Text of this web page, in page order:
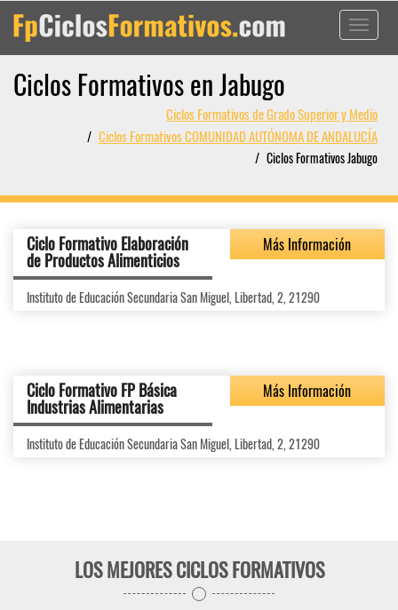
Toggle
Ciclos Formativos en Jabugo
Ciclos Formativos de Grado Superior y Medio
Ciclos Formativos COMUNIDAD AUTÓNOMA DE ANDALUCÍA
Ciclos Formativos Jabugo
Ciclo Formativo Elaboración
de Productos Alimenticios
Más Información
Instituto de Educación Secundaria San Miguel, Libertad, 2, 21290
Ciclo Formativo FP Básica
Industrias Alimentarias
Más Información
Instituto de Educación Secundaria San Miguel, Libertad, 2, 21290
LOS MEJORES CICLOS FORMATIVOS